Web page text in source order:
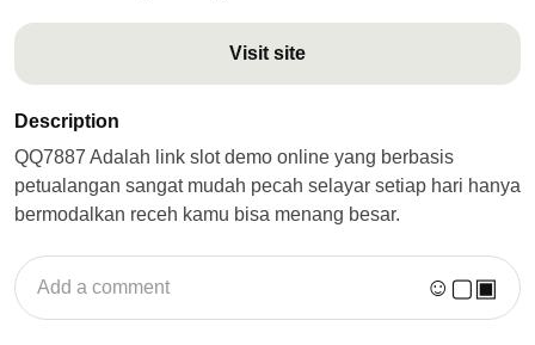
Visit site
Description
QQ7887 Adalah link slot demo online yang berbasis
petualangan sangat mudah pecah selayar setiap hari hanya
bermodalkan receh kamu bisa menang besar.
Add a comment ☺ ▢▣